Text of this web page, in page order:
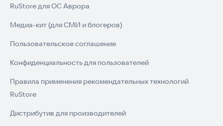
RuStore для ОС Аврора
Медиа-кит (для СМИ и блогеров)
Пользовательское соглашение
Конфиденциальность для пользователей
Правила применения рекомендательных технологий
RuStore
Дистрибутив для производителей